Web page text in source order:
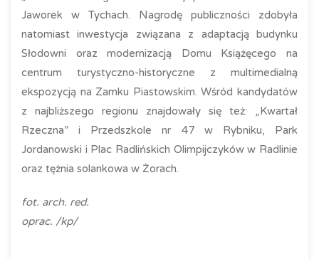
Jaworek w Tychach. Nagrodę publiczności zdobyła
natomiast inwestycja związana z adaptacją budynku
Słodowni oraz modernizacją Domu Książęcego na
centrum turystyczno-historyczne z multimedialną
ekspozycją na Zamku Piastowskim. Wśród kandydatów
z najbliższego regionu znajdowały się też: „Kwartał
Rzeczna” i Przedszkole nr 47 w Rybniku, Park
Jordanowski i Plac Radlińskich Olimpijczyków w Radlinie
oraz tężnia solankowa w Żorach.
fot. arch. red.
oprac. /kp/